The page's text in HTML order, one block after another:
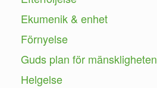
Ekumenik & enhet
Förnyelse
Guds plan för mänskligheten
Helgelse